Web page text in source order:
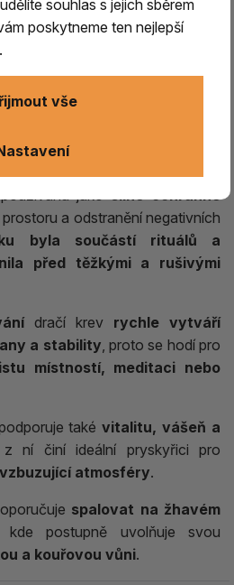
ze Sumatry
z několika botanicky odlišných
z různých rostlin, tradičně
účinky
jakosilné ochranné
a odstranění negativních
byla součástí rituálů a
před těžkými a rušivými
dračí krev rychle vytváří
a stability, proto se hodí pro
místností, meditaci nebo
takévitalitu, vášeň a
ní činí ideální pryskyřici pro
atmosféry.
spalovat na žhavém
kde postupně uvolňuje svou
a kouřovou vůni.
souhlas s jejich sběrem
poskytneme ten nejlepší
vše